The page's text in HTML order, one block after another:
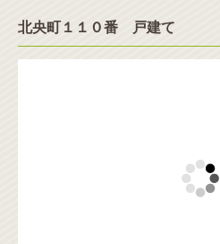
北央町１１０番 戸建て